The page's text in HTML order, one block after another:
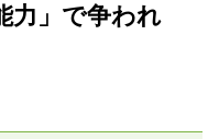
力」で争われ